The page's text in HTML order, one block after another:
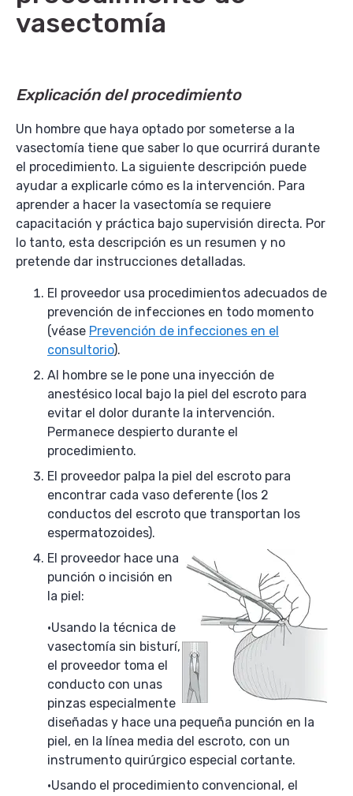
vasectomía
Explicación del procedimiento
Un hombre que haya optado por someterse a la
vasectomía tiene que saber lo que ocurrirá durante
el procedimiento. La siguiente descripción puede
ayudar a explicarle cómo es la intervención. Para
aprender a hacer la vasectomía se requiere
capacitación y práctica bajo supervisión directa. Por
lo tanto, esta descripción es un resumen y no
pretende dar instrucciones detalladas.
El proveedor usa procedimientos adecuados de
prevención de infecciones en todo momento
(véase Prevención de infecciones en el
consultorio).
Al hombre se le pone una inyección de
anestésico local bajo la piel del escroto para
evitar el dolor durante la intervención.
Permanece despierto durante el
procedimiento.
El proveedor palpa la piel del escroto para
encontrar cada vaso deferente (los 2
conductos del escroto que transportan los
espermatozoides).
El proveedor hace una
punción o incisión en
la piel:
Usando la técnica de
vasectomía sin bisturí,
el proveedor toma el
conducto con unas
pinzas especialmente
diseñadas y hace una pequeña punción en la
piel, en la línea media del escroto, con un
instrumento quirúrgico especial cortante.
Usando el procedimiento convencional, el